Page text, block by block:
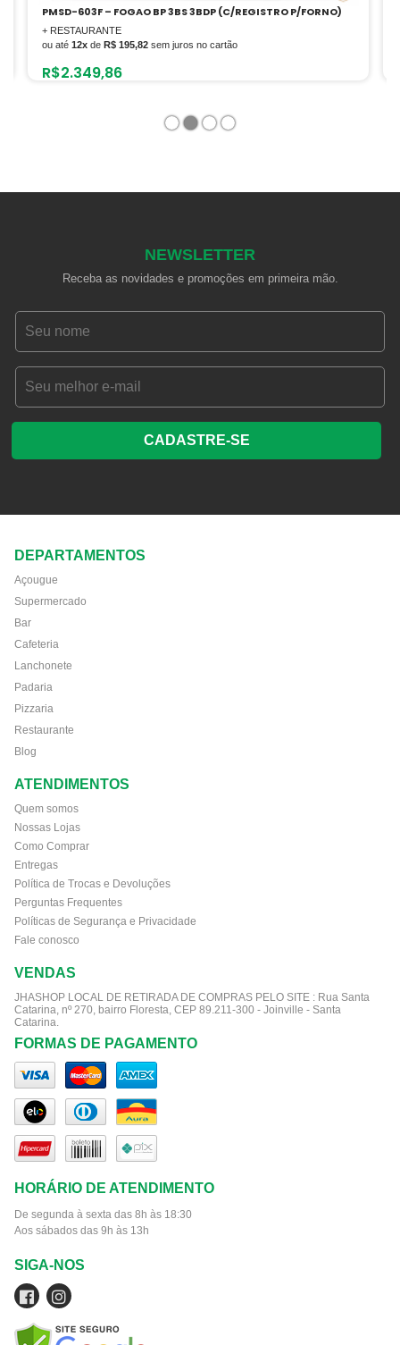
PMSD-603F – FOGAO BP 3BS 3BDP (C/REGISTRO P/FORNO)
+ RESTAURANTE
ou até 12x de R$ 195,82 sem juros no cartão
R$2.349,86
1 2 3 4
NEWSLETTER
Receba as novidades e promoções em primeira mão.
CADASTRE-SE
DEPARTAMENTOS
Açougue
Supermercado
Bar
Cafeteria
Lanchonete
Padaria
Pizzaria
Restaurante
Blog
ATENDIMENTOS
Quem somos
Nossas Lojas
Como Comprar
Entregas
Política de Trocas e Devoluções
Perguntas Frequentes
Políticas de Segurança e Privacidade
Fale conosco
VENDAS
JHASHOP LOCAL DE RETIRADA DE COMPRAS PELO SITE : Rua Santa
Catarina, nº 270, bairro Floresta, CEP 89.211-300 - Joinville - Santa
Catarina.
FORMAS DE PAGAMENTO
HORÁRIO DE ATENDIMENTO
De segunda à sexta das 8h às 18:30
Aos sábados das 9h às 13h
SIGA-NOS